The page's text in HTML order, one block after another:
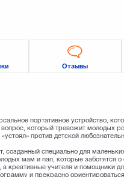
Отзывы
портативное устройство,
который тревожит молодых
против детской
созданный специально для
мам и пап, которые заботятся о
креативные учителя и помощники
и прекрасно